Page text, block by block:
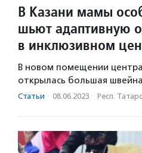
В Казани мамы
шьют адаптивную
в инклюзивном
В новом помещении
открылась большая
Статьи · 08.06.2023 · Респ.